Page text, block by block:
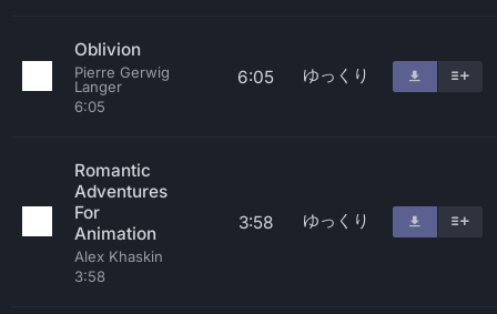
Oblivion
Pierre Gerwig
Langer
6:05
6:05 ゆっくり
Romantic
Adventures
For
Animation
Alex Khaskin
3:58
3:58 ゆっくり